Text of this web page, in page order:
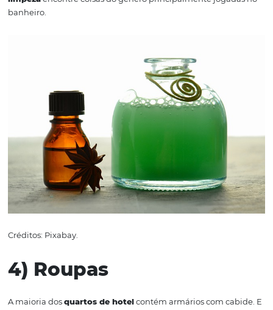
esquecidos pelos hóspedes na hora de fazer a mala e ir
3) Itens de higiene
pessoal
Embora os hóspedes deixarem algum desses itens após
checkout não ser o fim do mundo, é comum que a
limpeza
encontre coisas do gênero principalmente
banheiro.